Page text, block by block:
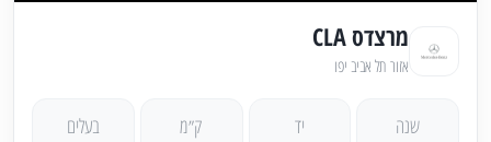
מרצדס CLA
אזור תל אביב יפו
שנה
יד
ק״מ
בעלים